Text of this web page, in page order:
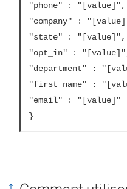
"phone" : "[value]",
"company" :
"state" : "[value]",
"opt_in" :
"department" :
"first_name" :
"email" : "[value]"
}